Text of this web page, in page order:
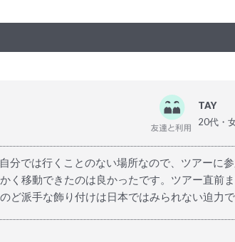
TAY
20代・
分では行くことのない場所なので、ツアーに
く移動できたのは良かったです。ツアー直前
ど派手な飾り付けは日本ではみられない迫力で